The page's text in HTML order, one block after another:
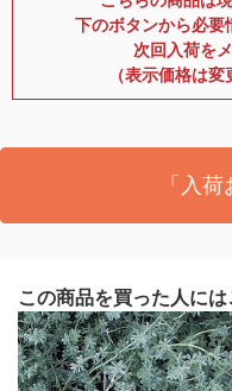
下のボタンから必要
次回入荷を
（表示価格は
「入
この商品を買った人に